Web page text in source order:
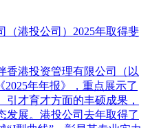
（港投公司）2025年取得斐
香港投资管理有限公司（以
年年报》，重点展示了
才育才方面的丰硕成果，
发展。港投公司去年取得了